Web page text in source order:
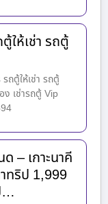
ให้เช่า รถตู้
รถตู้ให้เช่า รถตู้
ง เช่ารถตู้ Vip
– เกาะนาคี
ทริป 1,999
…